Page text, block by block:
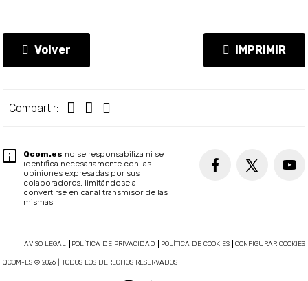
Volver IMPRIMIR
Compartir:
Qcom.es no se responsabiliza ni se
identifica necesariamente con las
opiniones expresadas por sus
colaboradores, limitándose a
convertirse en canal transmisor de las
mismas
AVISO LEGAL POLÍTICA DE PRIVACIDAD POLÍTICA DE COOKIES CONFIGURAR COOKIES
QCOM-ES © 2026 | TODOS LOS DERECHOS RESERVADOS